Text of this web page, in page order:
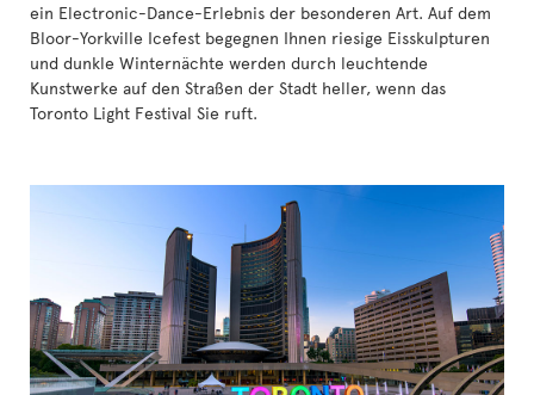
ein Electronic-Dance-Erlebnis der besonderen Art. Auf dem
Bloor-Yorkville Icefest begegnen Ihnen riesige Eisskulpturen
und dunkle Winternächte werden durch leuchtende
Kunstwerke auf den Straßen der Stadt heller, wenn das
Toronto Light Festival Sie ruft.